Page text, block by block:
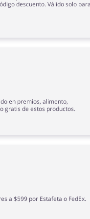
descuento. Válido solo para
en premios, alimento,
gratis de estos productos.
a $599 por Estafeta o FedEx.